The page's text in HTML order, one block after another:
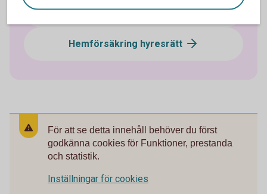
Hemförsäkring bostadsrätt
Hemförsäkring hyresrätt
För att se detta innehåll behöver du först
godkänna cookies för Funktioner, prestanda
och statistik.
Inställningar för cookies